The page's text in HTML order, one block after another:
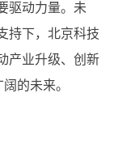
驱动力量。未
持下，北京科技
产业升级、创新
的未来。